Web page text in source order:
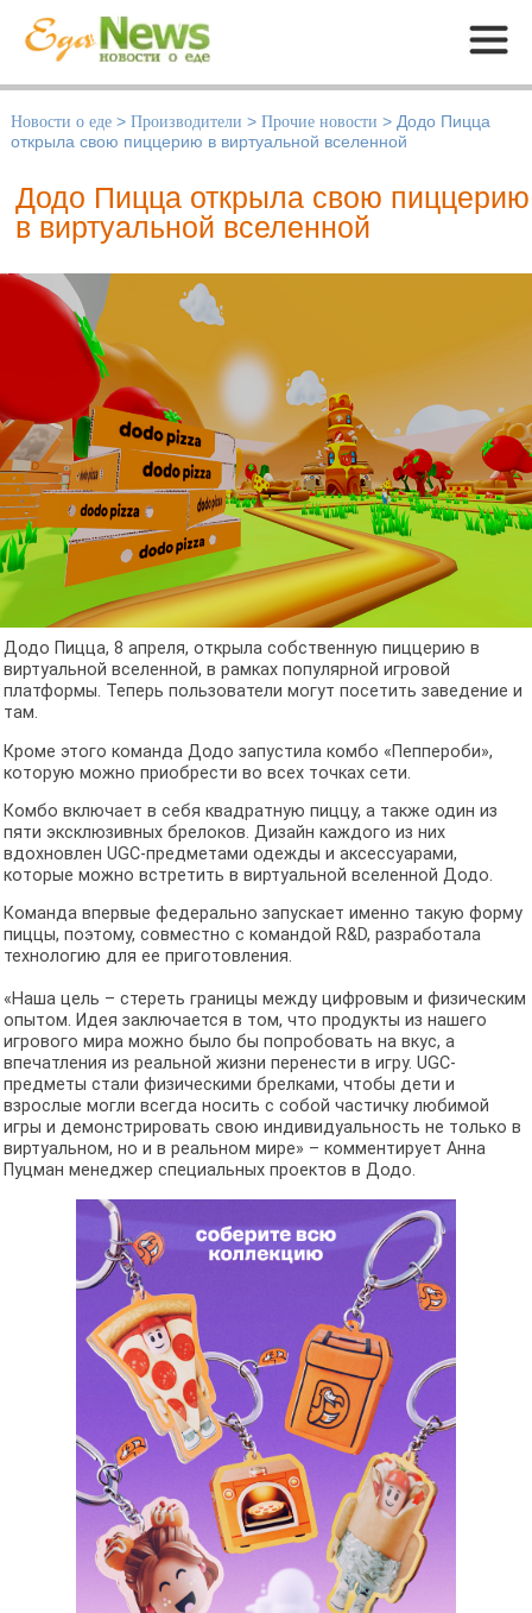
Меню
Новости о еде > Производители > Прочие новости > Додо Пицца
открыла свою пиццерию в виртуальной вселенной
Додо Пицца открыла свою пиццерию
в виртуальной вселенной
Додо Пицца, 8 апреля, открыла собственную пиццерию в
виртуальной вселенной, в рамках популярной игровой
платформы. Теперь пользователи могут посетить заведение и
там.
Кроме этого команда Додо запустила комбо «Пеппероби»,
которую можно приобрести во всех точках сети.
Комбо включает в себя квадратную пиццу, а также один из
пяти эксклюзивных брелоков. Дизайн каждого из них
вдохновлен UGC-предметами одежды и аксессуарами,
которые можно встретить в виртуальной вселенной Додо.
Команда впервые федерально запускает именно такую форму
пиццы, поэтому, совместно с командой R&D, разработала
технологию для ее приготовления.
«Наша цель – стереть границы между цифровым и физическим
опытом. Идея заключается в том, что продукты из нашего
игрового мира можно было бы попробовать на вкус, а
впечатления из реальной жизни перенести в игру. UGC-
предметы стали физическими брелками, чтобы дети и
взрослые могли всегда носить с собой частичку любимой
игры и демонстрировать свою индивидуальность не только в
виртуальном, но и в реальном мире» – комментирует Анна
Пуцман менеджер специальных проектов в Додо.